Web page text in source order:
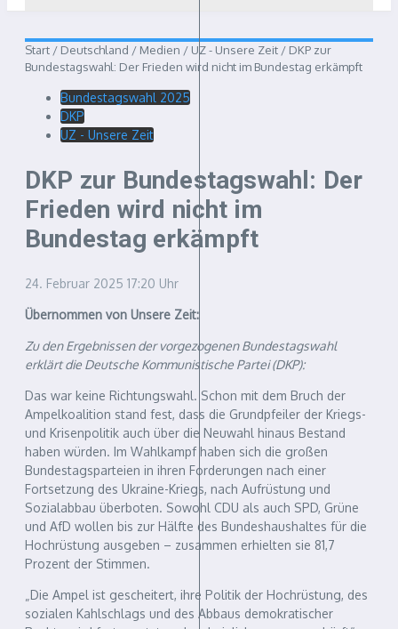
Start / Deutschland / Medien / UZ - Unsere Zeit / DKP zur
Bundestagswahl: Der Frieden wird nicht im Bundestag erkämpft
Bundestagswahl 2025
DKP
UZ - Unsere Zeit
DKP zur Bundestagswahl: Der
Frieden wird nicht im
Bundestag erkämpft
24. Februar 2025 17:20 Uhr
Übernommen von Unsere Zeit:
Zu den Ergebnissen der vorgezogenen Bundestagswahl
erklärt die Deutsche Kommunistische Partei (DKP):
Das war keine Richtungswahl. Schon mit dem Bruch der
Ampelkoalition stand fest, dass die Grundpfeiler der Kriegs-
und Krisenpolitik auch über die Neuwahl hinaus Bestand
haben würden. Im Wahlkampf haben sich die großen
Bundestagsparteien in ihren Forderungen nach einer
Fortsetzung des Ukraine-Kriegs, nach Aufrüstung und
Sozialabbau überboten. Sowohl CDU als auch SPD, Grüne
und AfD wollen bis zur Hälfte des Bundeshaushaltes für die
Hochrüstung ausgeben – zusammen erhielten sie 81,7
Prozent der Stimmen.
„Die Ampel ist gescheitert, ihre Politik der Hochrüstung, des
sozialen Kahlschlags und des Abbaus demokratischer